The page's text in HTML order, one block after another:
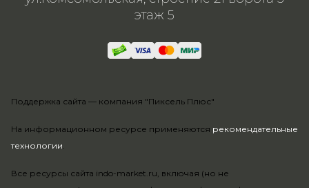
На информационном ресурсе применяются рекомендательные
технологии.
Все ресурсы сайта indo-market.ru, включая (но не
этаж 5
Поддержка сайта — компания "Пиксель Плюс"